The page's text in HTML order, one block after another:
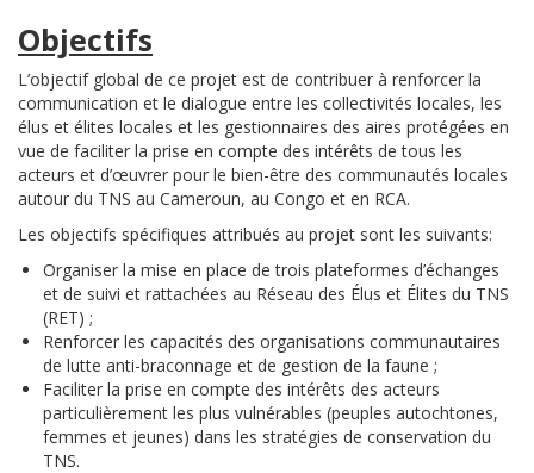
Objectifs
L’objectif global de ce projet est de contribuer à renforcer la
communication et le dialogue entre les collectivités locales, les
élus et élites locales et les gestionnaires des aires protégées en
vue de faciliter la prise en compte des intérêts de tous les
acteurs et d’œuvrer pour le bien-être des communautés locales
autour du TNS au Cameroun, au Congo et en RCA.
Les objectifs spécifiques attribués au projet sont les suivants:
Organiser la mise en place de trois plateformes d’échanges
et de suivi et rattachées au Réseau des Élus et Élites du TNS
(RET) ;
Renforcer les capacités des organisations communautaires
de lutte anti-braconnage et de gestion de la faune ;
Faciliter la prise en compte des intérêts des acteurs
particulièrement les plus vulnérables (peuples autochtones,
femmes et jeunes) dans les stratégies de conservation du
TNS.